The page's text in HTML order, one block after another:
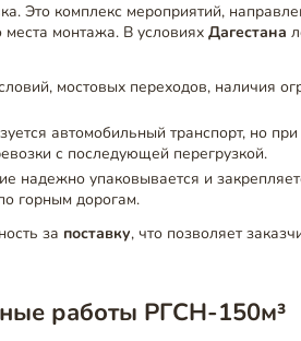
Это комплекс мероприятий,
места монтажа. В условияхДагестана
мостовых переходов, наличия
автомобильный транспорт, но
с последующей перегрузкой.
надежно упаковывается и
горным дорогам.
за поставку, что позволяет
работы РГСН-150м³